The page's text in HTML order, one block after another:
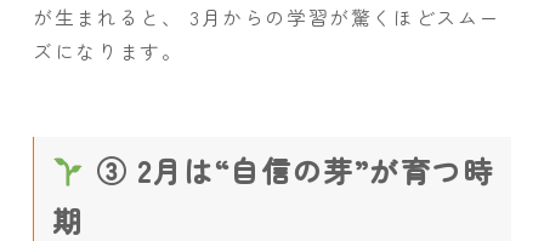
が生まれると、 3月からの学習が驚くほどスムー
ズになります。
③ 2月は“自信の芽”が育つ時
期